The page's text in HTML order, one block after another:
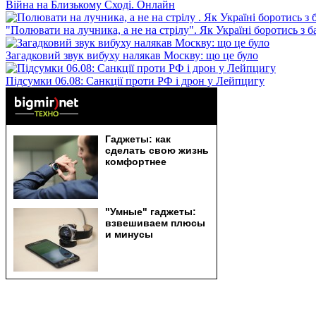
Війна на Близькому Сході. Онлайн
"Полювати на лучника, а не на стрілу". Як Україні боротись з
Загадковий звук вибуху налякав Москву: що це було
Підсумки 06.08: Санкції проти РФ і дрон у Лейпцигу